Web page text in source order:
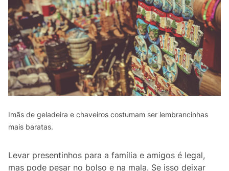
Imãs de geladeira e chaveiros costumam ser lembrancinhas
mais baratas.
Levar presentinhos para a família e amigos é legal,
mas pode pesar no bolso e na mala. Se isso deixar